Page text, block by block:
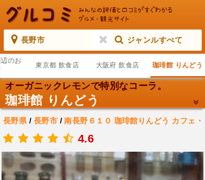
長野市 ジャンルすべて
のお
東京都 飲食店 大阪府 飲食店 珈琲館 りんどう
オーガニックレモンで特別なコーラ。
珈琲館 りんどう
長野県 / 長野市 /南長野６１０ 珈琲館りんどう カフェ・
.
4.6